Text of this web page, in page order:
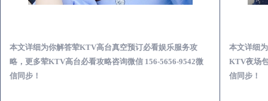
本文详细为你解答荤KTV高台真空预订必看娱乐服务攻
略，更多荤KTV高台必看攻略咨询微信 156-5656-9542微
信同步！
本文详细
KTV夜场
信同步！